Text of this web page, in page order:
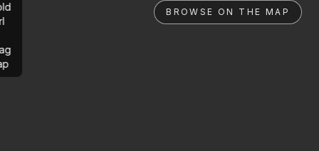
BROWSE ON THE MAP